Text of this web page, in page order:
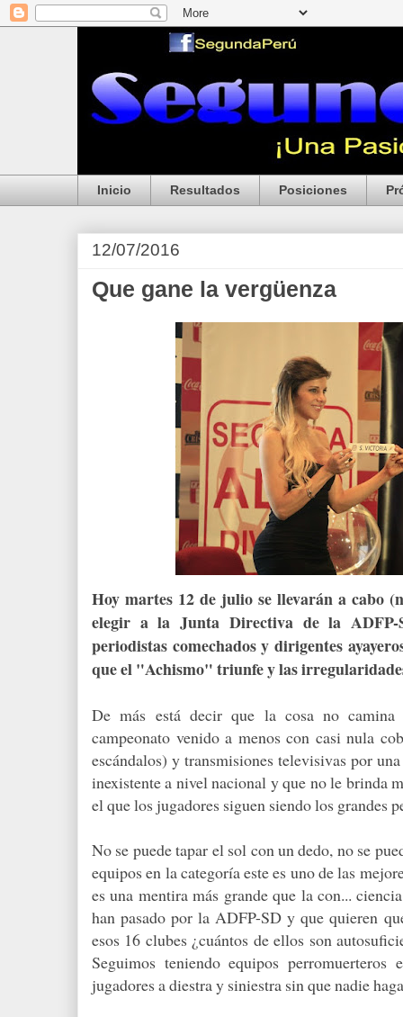
Inicio Resultados Posiciones
12/07/2016
Que gane la vergüenza
Hoy martes 12 de julio se llevarán a cabo
elegir a la Junta Directiva de la ADFP-
periodistas comechados y dirigentes
que el "Achismo" triunfe y las
De más está decir que la cosa no
campeonato venido a menos con casi nula
escándalos) y transmisiones televisivas por
inexistente a nivel nacional y que no le brinda
el que los jugadores siguen siendo los grandes
No se puede tapar el sol con un dedo, no se
equipos en la categoría este es uno de las
es una mentira más grande que la con...
han pasado por la ADFP-SD y que quieren
esos 16 clubes ¿cuántos de ellos son
Seguimos teniendo equipos perromuerteros
jugadores a diestra y siniestra sin que nadie